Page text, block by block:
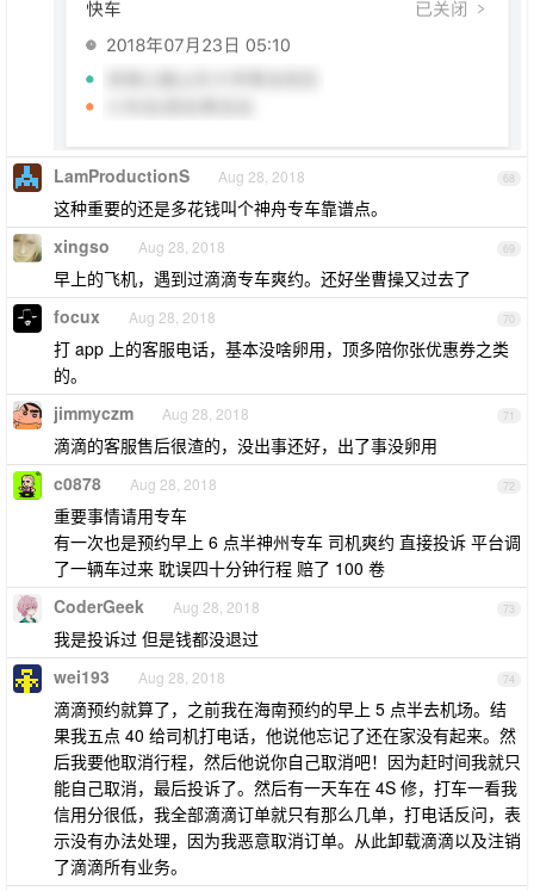
68
LamProductionS Aug 28, 2018
这种重要的还是多花钱叫个神舟专车靠谱点。
69
xingso Aug 28, 2018
早上的飞机，遇到过滴滴专车爽约。还好坐曹操又过去了
70
focux Aug 28, 2018
打 app 上的客服电话，基本没啥卵用，顶多陪你张优惠券之类
的。
71
jimmyczm Aug 28, 2018
滴滴的客服售后很渣的，没出事还好，出了事没卵用
72
c0878 Aug 28, 2018
重要事情请用专车
有一次也是预约早上 6 点半神州专车 司机爽约 直接投诉 平台调
了一辆车过来 耽误四十分钟行程 赔了 100 卷
73
CoderGeek Aug 28, 2018
我是投诉过 但是钱都没退过
74
wei193 Aug 28, 2018
滴滴预约就算了，之前我在海南预约的早上 5 点半去机场。结
果我五点 40 给司机打电话，他说他忘记了还在家没有起来。然
后我要他取消行程，然后他说你自己取消吧！因为赶时间我就只
能自己取消，最后投诉了。然后有一天车在 4S 修，打车一看我
信用分很低，我全部滴滴订单就只有那么几单，打电话反问，表
示没有办法处理，因为我恶意取消订单。从此卸载滴滴以及注销
了滴滴所有业务。